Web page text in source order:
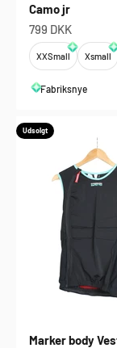
Camo jr
Salgspris
799 DKK
XXSmall Xsmall
Fabriksnye
Udsolgt
Marker body